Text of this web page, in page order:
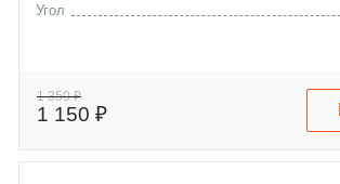
Угол
1 350 ₽
1 150 ₽